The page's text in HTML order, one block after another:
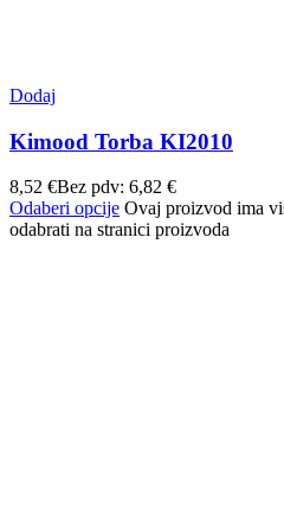
Dodaj
Kimood Torba KI2010
8,52 €Bez pdv: 6,82 €
Odaberi opcije Ovaj proizvod ima
odabrati na stranici proizvoda